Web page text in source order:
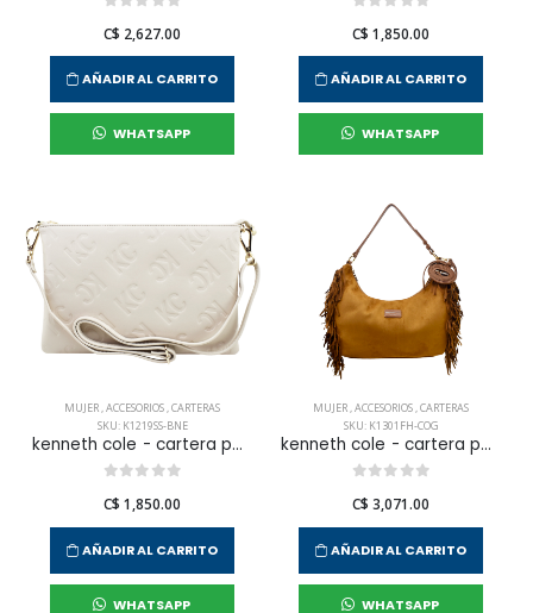
C$ 2,627.00
AÑADIR AL CARRITO
WHATSAPP
C$ 1,850.00
AÑADIR AL CARRITO
WHATSAPP
MUJER,ACCESORIOS,CARTERAS
SKU: K1219SS-BNE
kenneth cole - cartera para mujer
C$ 1,850.00
AÑADIR AL CARRITO
WHATSAPP
MUJER,ACCESORIOS,CARTERAS
SKU: K1301FH-COG
kenneth cole - cartera para mujer
C$ 3,071.00
AÑADIR AL CARRITO
WHATSAPP